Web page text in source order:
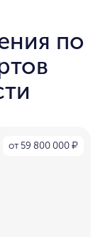
по
от 59 800 000 ₽